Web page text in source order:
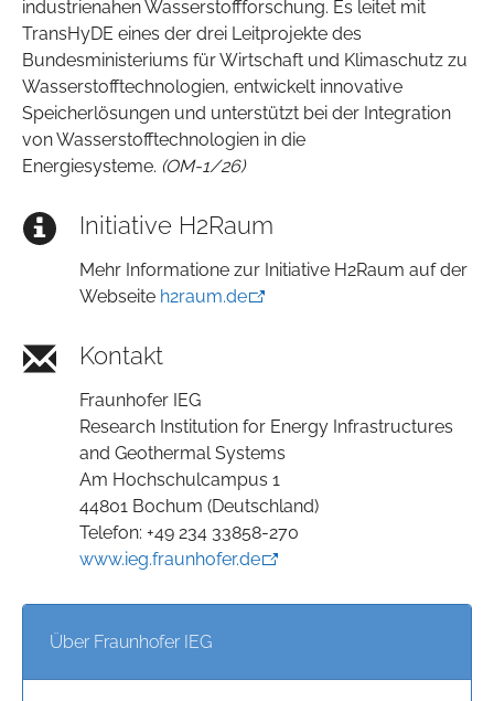
industrienahen Wasserstoffforschung. Es leitet mit
TransHyDE eines der drei Leitprojekte des
Bundesministeriums für Wirtschaft und Klimaschutz zu
Wasserstofftechnologien, entwickelt innovative
Speicherlösungen und unterstützt bei der Integration
von Wasserstofftechnologien in die
Energiesysteme. (OM-1/26)
Initiative H2Raum
Mehr Informatione zur Initiative H2Raum auf der
Webseite h2raum.de
Kontakt
Fraunhofer IEG
Research Institution for Energy Infrastructures
and Geothermal Systems
Am Hochschulcampus 1
44801 Bochum (Deutschland)
Telefon: +49 234 33858-270
www.ieg.fraunhofer.de
Über Fraunhofer IEG